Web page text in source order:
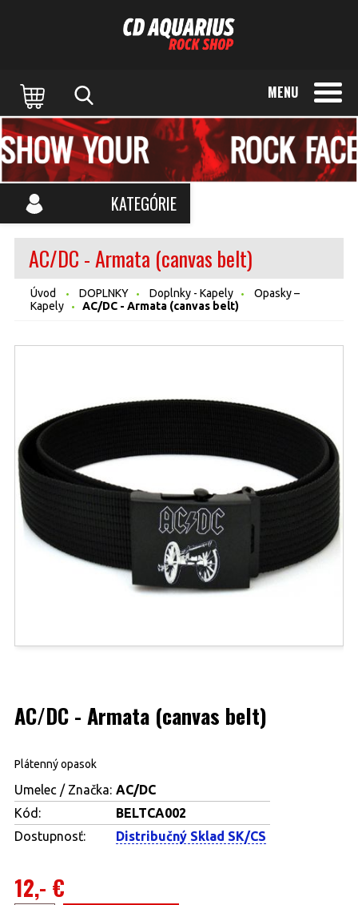
MENU
KATEGÓRIE
AC/DC - Armata (canvas belt)
Úvod DOPLNKY Doplnky - Kapely
Opasky –
Kapely
AC/DC - Armata (canvas belt)
AC/DC - Armata (canvas belt)
Plátenný opasok
Umelec / Značka: AC/DC
Kód:
BELTCA002
Dostupnosť:
Distribučný Sklad SK/CS
12,- €